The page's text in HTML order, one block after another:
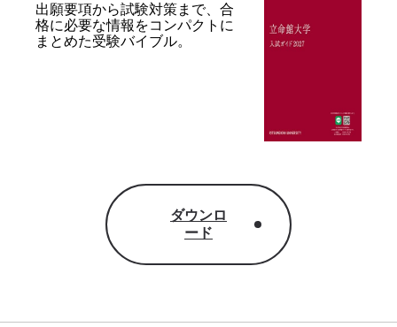
出願要項から試験対策まで、合
格に必要な情報をコンパクトに
まとめた受験バイブル。
ダウンロ
ード